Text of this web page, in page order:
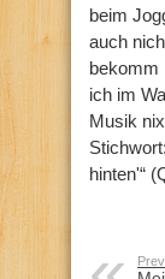
beim
auch
bekomm
ich im
Musik
hinten'“